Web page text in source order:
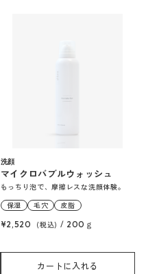
洗顔
マイクロバブルウォッシュ
もっちり泡で、摩擦レスな洗顔体験。
保湿
毛穴
皮脂
¥2,520
(税込) / 200ｇ
カートに入れる